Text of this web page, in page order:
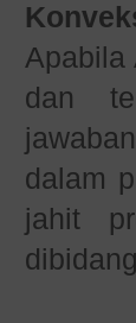
Apabila
dan
dalam
jahit